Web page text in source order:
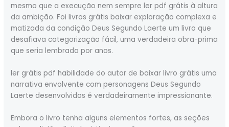
mesmo que a execução nem sempre ler pdf grátis à altura
da ambição. Foi livros grátis baixar exploração complexa e
matizada da condição Deus Segundo Laerte um livro que
desafiava categorização fácil, uma verdadeira obra-prima
que seria lembrada por anos.
ler grátis pdf habilidade do autor de baixar livro grátis uma
narrativa envolvente com personagens Deus Segundo
Laerte desenvolvidos é verdadeiramente impressionante.
Embora o livro tenha alguns elementos fortes, as seções